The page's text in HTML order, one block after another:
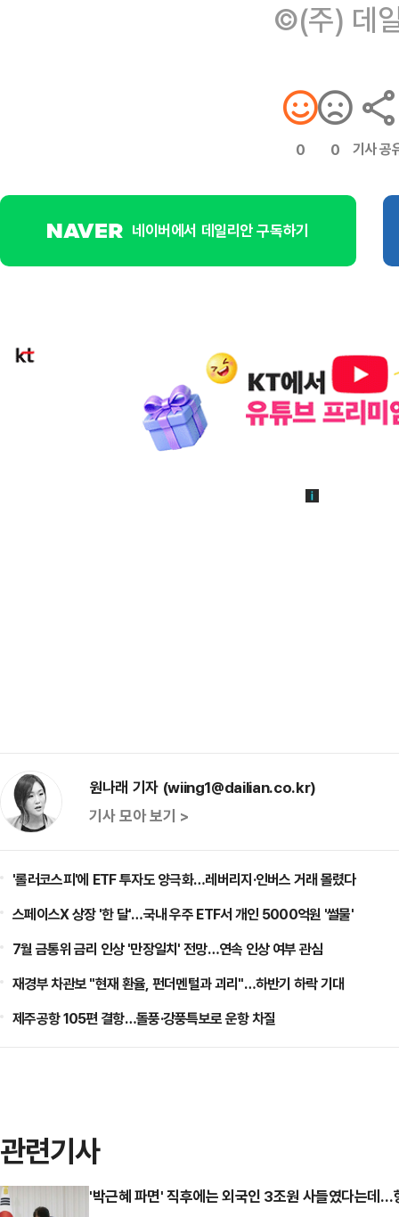
©(주) 데
0 0 기사 공
네이버에서 데일리안 구독하기
원나래 기자 (wiing1@dailian.co.kr)
기사 모아 보기 >
'롤러코스피'에 ETF 투자도 양극화…레버리지·인버스 거래 몰렸다
스페이스X 상장 '한 달'…국내 우주 ETF서 개인 5000억원 '썰물'
7월 금통위 금리 인상 '만장일치' 전망…연속 인상 여부 관심
재경부 차관보 "현재 환율, 펀더멘털과 괴리"…하반기 하락 기대
제주공항 105편 결항…돌풍·강풍특보로 운항 차질
관련기사
'박근혜 파면' 직후에는 외국인 3조원 사들였다는데…